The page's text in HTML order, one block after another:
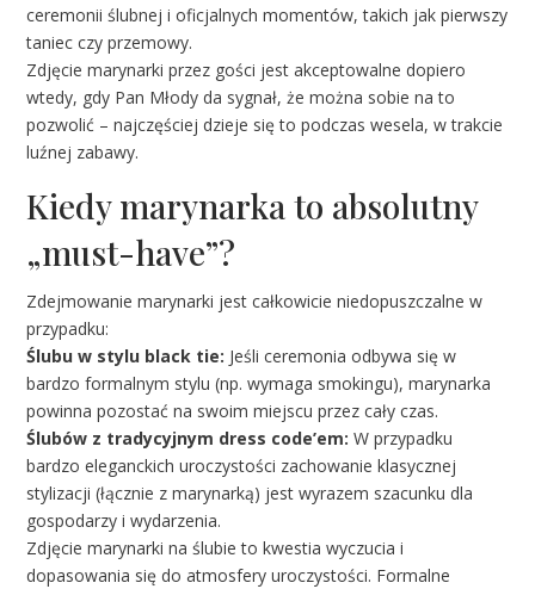
ceremonii ślubnej i oficjalnych momentów, takich jak pierwszy
taniec czy przemowy.
Zdjęcie marynarki przez gości jest akceptowalne dopiero
wtedy, gdy Pan Młody da sygnał, że można sobie na to
pozwolić – najczęściej dzieje się to podczas wesela, w trakcie
luźnej zabawy.
Kiedy marynarka to absolutny
„must-have”?
Zdejmowanie marynarki jest całkowicie niedopuszczalne w
przypadku:
Ślubu w stylu black tie: Jeśli ceremonia odbywa się w
bardzo formalnym stylu (np. wymaga smokingu), marynarka
powinna pozostać na swoim miejscu przez cały czas.
Ślubów z tradycyjnym dress code’em: W przypadku
bardzo eleganckich uroczystości zachowanie klasycznej
stylizacji (łącznie z marynarką) jest wyrazem szacunku dla
gospodarzy i wydarzenia.
Zdjęcie marynarki na ślubie to kwestia wyczucia i
dopasowania się do atmosfery uroczystości. Formalne